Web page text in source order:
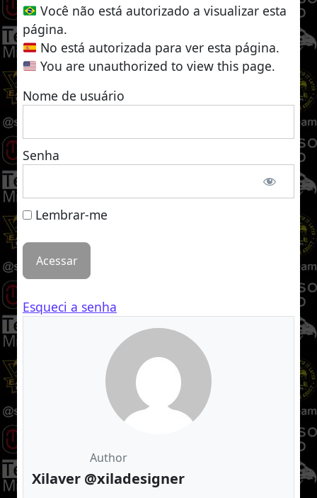
Você não está autorizado a visualizar esta
página.
No está autorizada para ver esta página.
You are unauthorized to view this page.
Nome de usuário
Senha
Lembrar-me
Esqueci a senha
Author
Xilaver @xiladesigner